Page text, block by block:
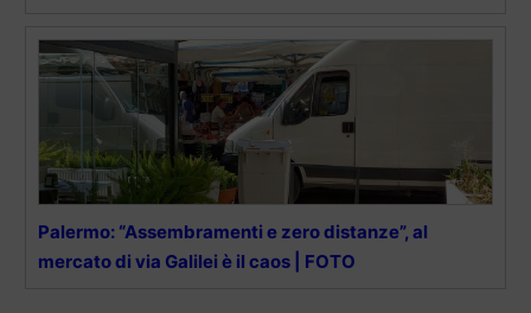
Palermo: “Assembramenti e zero distanze”, al
mercato di via Galilei è il caos | FOTO